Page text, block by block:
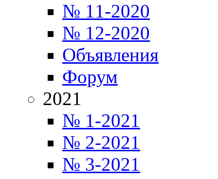
№ 11-2020
№ 12-2020
Объявления
Форум
2021
№ 1-2021
№ 2-2021
№ 3-2021